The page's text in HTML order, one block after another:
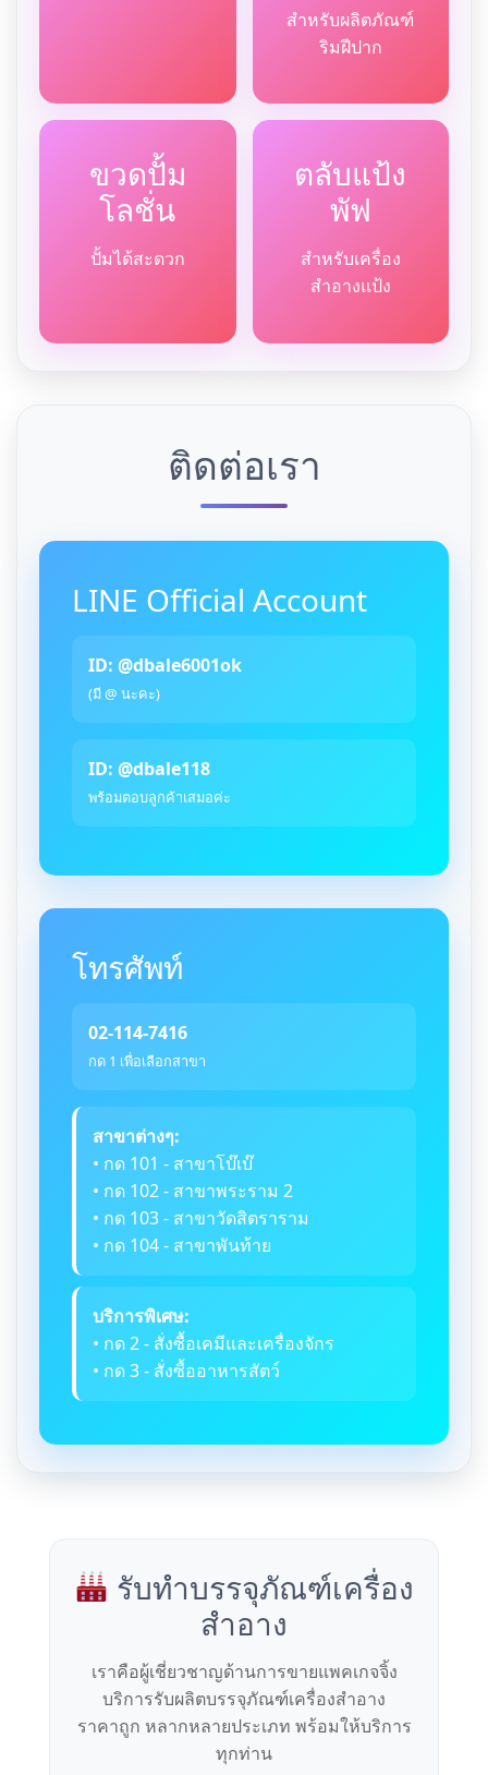
สำหรับผลิตภัณฑ์
ริมฝีปาก
ขวดปั้ม
โลชั่น
ปั้มได้สะดวก
ตลับแป้ง
พัฟ
สำหรับเครื่อง
สำอางแป้ง
ติดต่อเรา
LINE Official Account
ID: @dbale6001ok
(มี @ นะคะ)
ID: @dbale118
พร้อมตอบลูกค้าเสมอค่ะ
โทรศัพท์
02-114-7416
กด 1 เพื่อเลือกสาขา
สาขาต่างๆ:
• กด 101 - สาขาโบ๊เบ๊
• กด 102 - สาขาพระราม 2
• กด 103 - สาขาวัดสิตราราม
• กด 104 - สาขาพันท้าย
บริการพิเศษ:
• กด 2 - สั่งซื้อเคมีและเครื่องจักร
• กด 3 - สั่งซื้ออาหารสัตว์
รับทำบรรจุภัณฑ์เครื่อง
สำอาง
เราคือผู้เชี่ยวชาญด้านการขายแพคเกจจิ้ง
บริการรับผลิตบรรจุภัณฑ์เครื่องสำอาง
ราคาถูก หลากหลายประเภท พร้อมให้บริการ
ทุกท่าน